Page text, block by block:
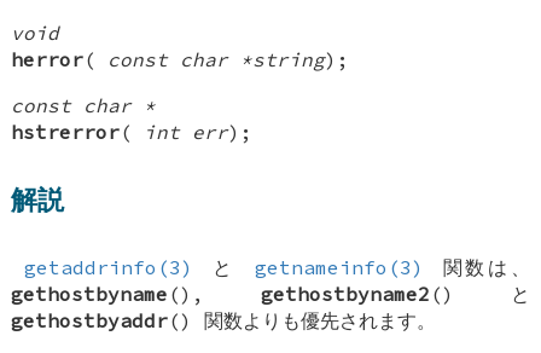
void
herror( const char *string);
const char *
hstrerror( int err);
解説
getaddrinfo(3) と getnameinfo(3)
関数は、
gethostbyname (), gethostbyname2 () と
gethostbyaddr() 関数よりも優先されます。